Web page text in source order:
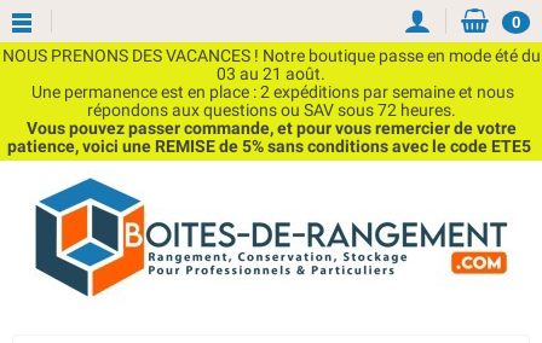
NOUS PRENONS DES VACANCES ! Notre boutique passe en mode été du
03 au 21 août.
Une permanence est en place : 2 expéditions par semaine et nous
répondons aux questions ou SAV sous 72 heures.
Vous pouvez passer commande, et pour vous remercier de votre
patience, voici une REMISE de 5% sans conditions avec le code ETE5
0